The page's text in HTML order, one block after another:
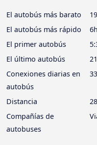
El autobús más barato
El autobús más rápido
El primer autobús
El último autobús
Conexiones diarias en
autobús
Distancia
Compañías de
autobuses